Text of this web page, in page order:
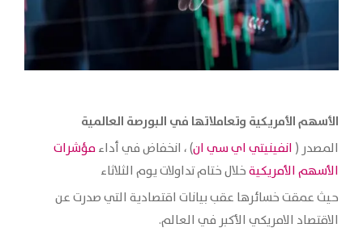
الأسهم الأمريكية وتعاملاتها في البورصة العالمية
المصدر ( انفينيتي اي سي ان) ، انخفاض في أداءمؤشرات
الأسهم الأمريكيةخلال ختام تداولات يوم الثلاثاء
حيث عمقت خسائرها ‏عقب بيانات اقتصادية التي صدرت عن
الاقتصاد الامريكي الأكبر في العالم.‏